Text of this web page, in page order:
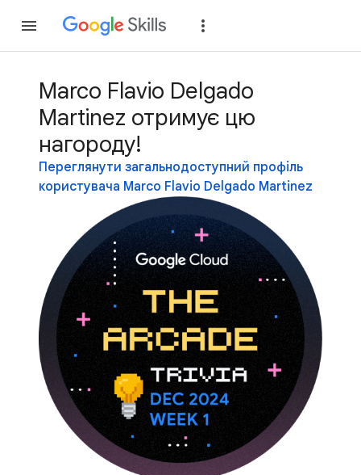
Marco Flavio Delgado
Martinez отримує цю
нагороду!
Переглянути загальнодоступний профіль
користувача Marco Flavio Delgado Martinez